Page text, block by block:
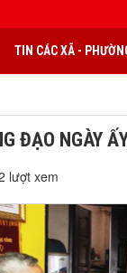
TIN CÁC XÃ -
ĐẠO NGÀY
lượt xem